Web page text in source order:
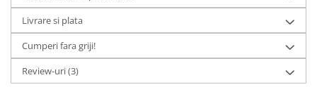
Livrare si plata
Cumperi fara griji!
Review-uri(3)